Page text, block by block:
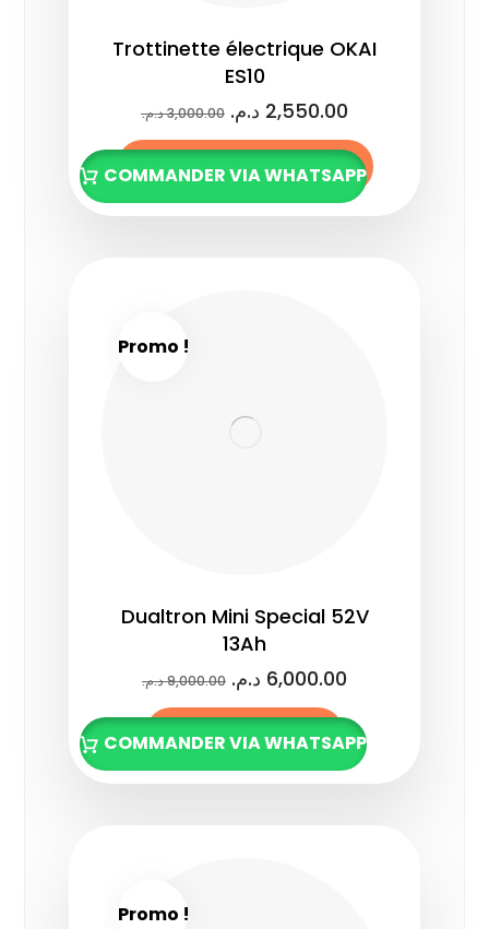
Trottinette électrique OKAI
ES10
3,000.00د.م. 2,550.00 د.م.
Ajouter au panier
COMMANDER VIA WHATSAPP
Promo !
Dualtron Mini Special 52V
13Ah
9,000.00د.م. 6,000.00 د.م.
Lire la suite
COMMANDER VIA WHATSAPP
Promo !